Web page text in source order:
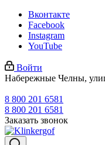
Вконтакте
Facebook
Instagram
YouTube
Войти
Набережные Челны,
8 800 201 6581
8 800 201 6581
Заказать звонок